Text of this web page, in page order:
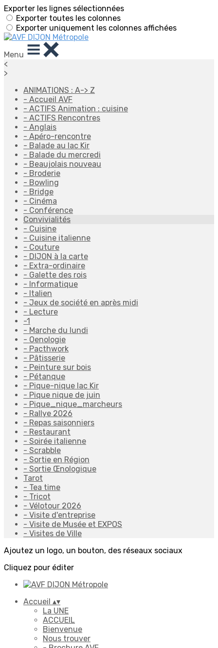
Exporter les lignes sélectionnées
Exporter toutes les colonnes
Exporter uniquement les colonnes affichées
Menu
<
>
ANIMATIONS : A-> Z
- Accueil AVF
- ACTIFS Animation : cuisine
- ACTIFS Rencontres
- Anglais
- Apéro-rencontre
- Balade au lac Kir
- Balade du mercredi
- Beaujolais nouveau
- Broderie
- Bowling
- Bridge
- Cinéma
- Conférence
Convivialités
- Cuisine
- Cuisine italienne
- Couture
- DIJON à la carte
- Extra-ordinaire
- Galette des rois
- Informatique
- Italien
- Jeux de société en après midi
- Lecture
-1
- Marche du lundi
- Oenologie
- Pacthwork
- Pâtisserie
- Peinture sur bois
- Pétanque
- Pique-nique lac Kir
- Pique nique de juin
- Pique_nique_marcheurs
- Rallye 2026
- Repas saisonniers
- Restaurant
- Soirée italienne
- Scrabble
- Sortie en Région
- Sortie Œnologique
Tarot
- Tea time
- Tricot
- Vélotour 2026
- Visite d'entreprise
- Visite de Musée et EXPOS
- Visites de Ville
Ajoutez un logo, un bouton, des réseaux sociaux
Cliquez pour éditer
Accueil ▴▾
La UNE
ACCUEIL
Bienvenue
Nous trouver